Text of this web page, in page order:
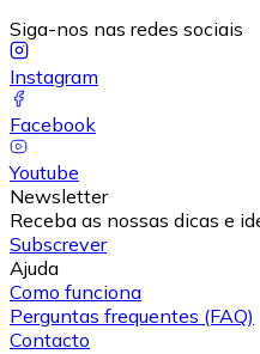
Siga-nos nas redes sociais
Instagram
Facebook
Youtube
Newsletter
Receba as nossas dicas e
Subscrever
Ajuda
Como funciona
Perguntas frequentes (FAQ)
Contacto